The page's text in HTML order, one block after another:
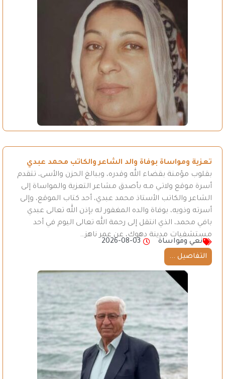
تعزية ومواساة بوفاة والد الشاعر والكاتب محمد عبدي
بقلوب مؤمنة بقضاء الله وقدره، وببالغ الحزن والأسى، تتقدم
أسرة موقع ولاتـي مـه بأصدق مشاعر التعزية والمواساة إلى
الشاعر والكاتب الأستاذ محمد عبدي، أحد كتاب الموقع، وإلى
أسرته وذويه، بوفاة والده المغفور له بإذن الله تعالى عبدي
بافي محمد، الذي انتقل إلى رحمة الله تعالى اليوم في أحد
مستشفيات مدينة دهوك، عن عمر ناهز…
نعي ومواساة
2026-08-03
التفاصيل ...